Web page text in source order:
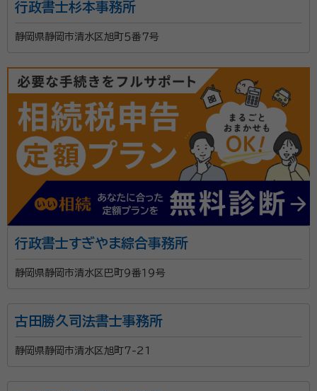
行政書士杉本事務所
静岡県静岡市清水区旭町５番７号
行政書士すぎやま綜合事務所
静岡県静岡市清水区巴町９番１９号
古田勝久司法書士事務所
静岡県静岡市清水区旭町7-21